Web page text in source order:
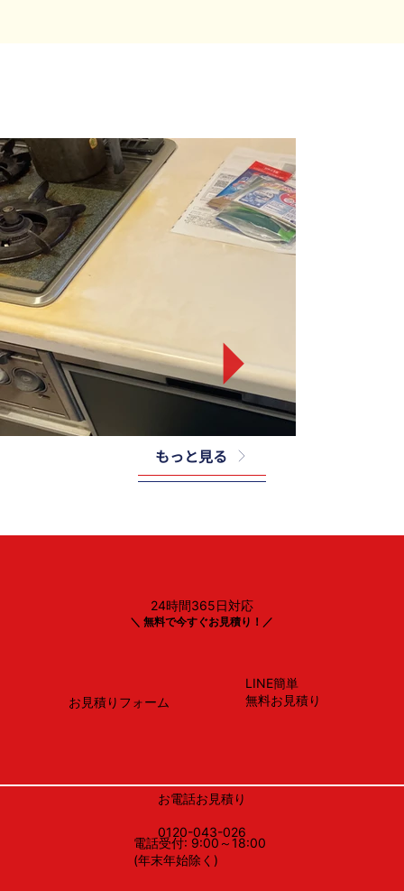
Panasonic製
もっと見る
LINE簡単
無料お見積り
0120-043-026
お電話お見積り
電話受付: 9:00～18:00
(年末年始除く)
お見積りフォーム
＼ 無料で今すぐお見積り！／
24時間365日対応